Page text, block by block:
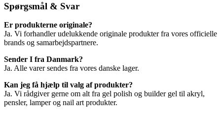
Spørgsmål & Svar
Er produkterne originale?
Ja. Vi forhandler udelukkende originale produkter fra vores officielle
brands og samarbejdspartnere.
Sender I fra Danmark?
Ja. Alle varer sendes fra vores danske lager.
Kan jeg få hjælp til valg af produkter?
Ja. Vi rådgiver gerne om alt fra gel polish og builder gel til akryl,
pensler, lamper og nail art produkter.